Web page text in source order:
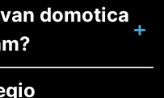
domotica